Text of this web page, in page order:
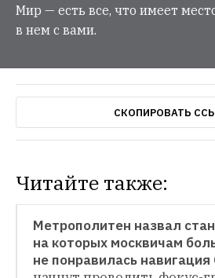
Мир — есть все, что имеет
в нем с вами.
СКОПИРОВАТЬ
Читайте также:
НОВОСТИ
НОВОСТИ
Метрополитен назвал
на которых москвичам
не понравилась навигация